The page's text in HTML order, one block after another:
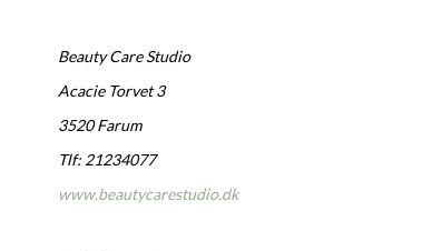
Beauty Care Studio
Acacie Torvet 3
3520 Farum
Tlf: 21234077
www.beautycarestudio.dk